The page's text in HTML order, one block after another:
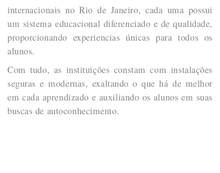
internacionais no Rio de Janeiro, cada uma possui
um sistema educacional diferenciado e de qualidade,
proporcionando experiencias únicas para todos os
alunos.
Com tudo, as instituições constam com instalações
seguras e modernas, exaltando o que há de melhor
em cada aprendizado e auxiliando os alunos em suas
buscas de autoconhecimento.